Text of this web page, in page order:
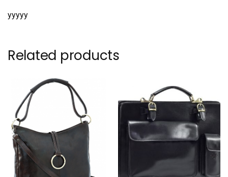
yyyyy
Related products